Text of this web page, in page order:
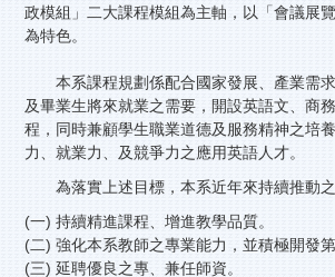
政模組」二大課程模組為主軸，以「會議展
為特色。
本系課程規劃係配合國家發展、產業需求
及畢業生將來就業之需要，開設英語文、商
程，同時兼顧學生職業道德及服務精神之培
力、就業力、及競爭力之應用英語人才。
為落實上述目標，本系近年來持續推動之
(一) 持續精進課程、增進教學品質。
(二) 強化本系教師之專業能力，並積極開發第
(三) 延聘優良之專、兼任師資。